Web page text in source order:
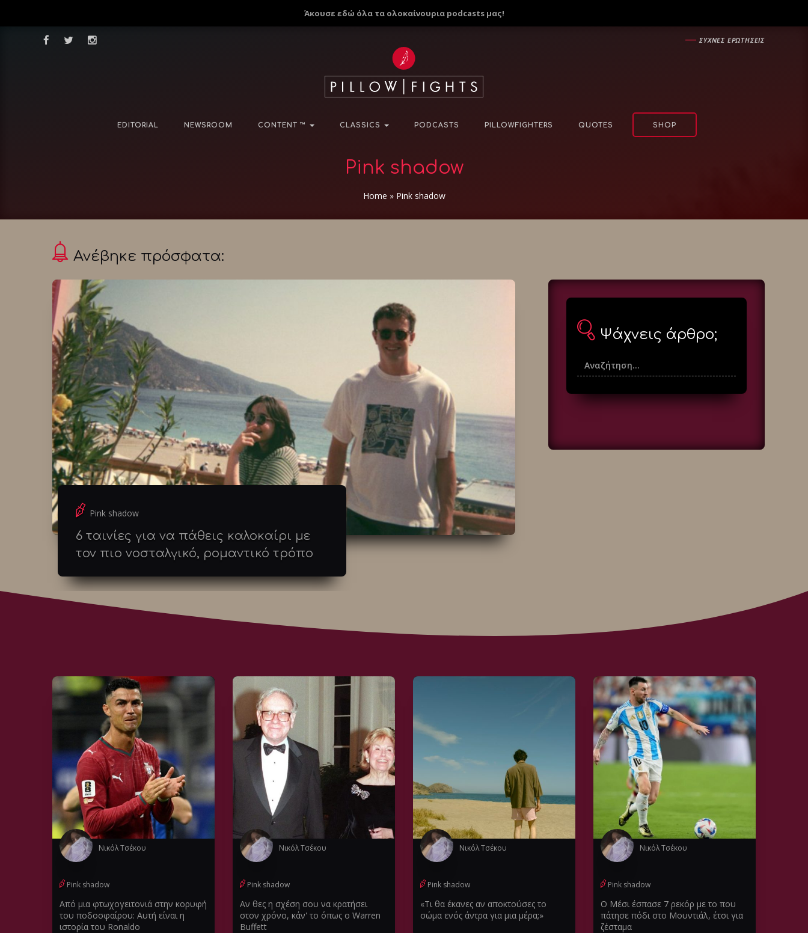
Άκουσε εδώ όλα τα ολοκαίνουρια podcasts μας!
―ΣΥΧΝΕΣ ΕΡΩΤΗΣΕΙΣ
EDITORIAL NEWSROOM CONTENT ™ CLASSICS PODCASTS PILLOWFIGHTERS QUOTES SHOP
Pink shadow
Home » Pink shadow
Ανέβηκε πρόσφατα:
Pink shadow
6 ταινίες για να πάθεις καλοκαίρι με
τον πιο νοσταλγικό, ρομαντικό τρόπο
Ψάχνεις άρθρο;
Νικόλ Τσέκου
Pink shadow
Από μια φτωχογειτονιά στην κορυφή
του ποδοσφαίρου: Αυτή είναι η
ιστορία του Ronaldo
Νικόλ Τσέκου
Pink shadow
Αν θες η σχέση σου να κρατήσει
στον χρόνο, κάν' το όπως ο Warren
Buffett
Νικόλ Τσέκου
Pink shadow
«Τι θα έκανες αν αποκτούσες το
σώμα ενός άντρα για μια μέρα;»
Νικόλ Τσέκου
Pink shadow
Ο Μέσι έσπασε 7 ρεκόρ με το που
πάτησε πόδι στο Μουντιάλ, έτσι για
ζέσταμα